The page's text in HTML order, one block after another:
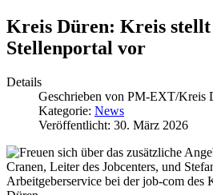
Kreis Düren: Kreis stellt
Stellenportal vor
Details
Geschrieben von PM-EXT/Kreis
Kategorie: News
Veröffentlicht: 30. März 2026